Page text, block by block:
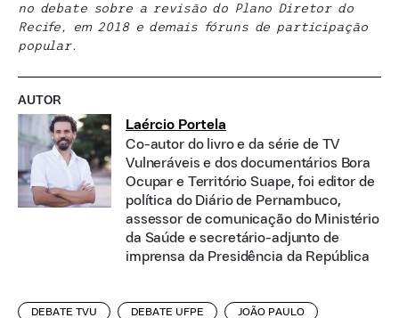
no debate sobre a revisão do Plano Diretor do
Recife, em 2018 e demais fóruns de participação
popular.
AUTOR
Laércio Portela
Co-autor do livro e da série de TV
Vulneráveis e dos documentários Bora
Ocupar e Território Suape, foi editor de
política do Diário de Pernambuco,
assessor de comunicação do Ministério
da Saúde e secretário-adjunto de
imprensa da Presidência da República
DEBATE TVU DEBATE UFPE JOÃO PAULO